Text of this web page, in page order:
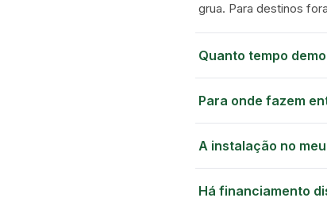
grua. Para destinos
Quanto tempo
Para onde fazem
A instalação no
Há financiamento